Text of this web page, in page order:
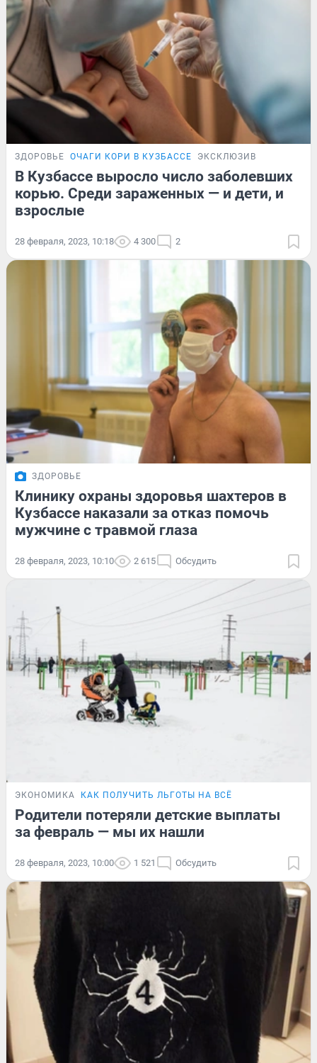
ЗДОРОВЬЕ ОЧАГИ КОРИ В КУЗБАССЕ ЭКСКЛЮЗИВ
В Кузбассе выросло число заболевших
корью. Среди зараженных — и дети, и
взрослые
28 февраля, 2023, 10:18 4 300 2
ЗДОРОВЬЕ
Клинику охраны здоровья шахтеров в
Кузбассе наказали за отказ помочь
мужчине с травмой глаза
28 февраля, 2023, 10:10 2 615 Обсудить
ЭКОНОМИКА КАК ПОЛУЧИТЬ ЛЬГОТЫ НА ВСЁ
Родители потеряли детские выплаты
за февраль — мы их нашли
28 февраля, 2023, 10:00 1 521 Обсудить